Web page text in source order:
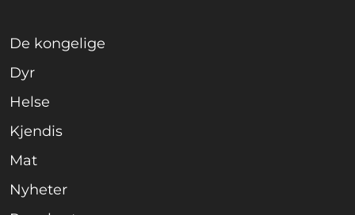
De kongelige
Dyr
Helse
Kjendis
Mat
Nyheter